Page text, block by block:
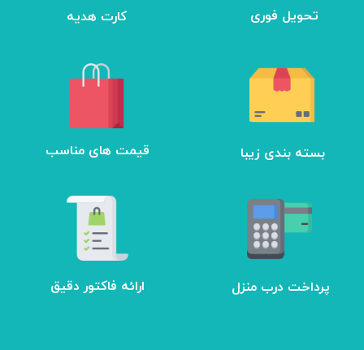
تحویل فوری کارت هدیه
​قیمت های مناسب بسته بندی زیبا
ارائه فاکتور دقیق پرداخت درب منزل